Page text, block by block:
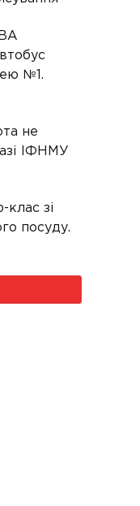
№1.
не
ІФНМУ
клас зі
посуду.